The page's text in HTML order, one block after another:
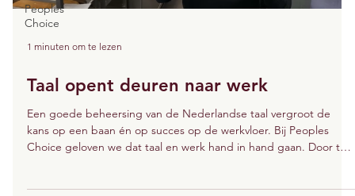
Peoples
Choice
1 minuten om te lezen
Taal opent deuren naar werk
Een goede beheersing van de Nederlandse taal vergroot de
kans op een baan én op succes op de werkvloer. Bij Peoples
Choice geloven we dat taal en werk hand in hand gaan. Door te